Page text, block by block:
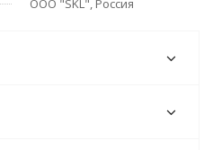
ООО "SKL", Россия